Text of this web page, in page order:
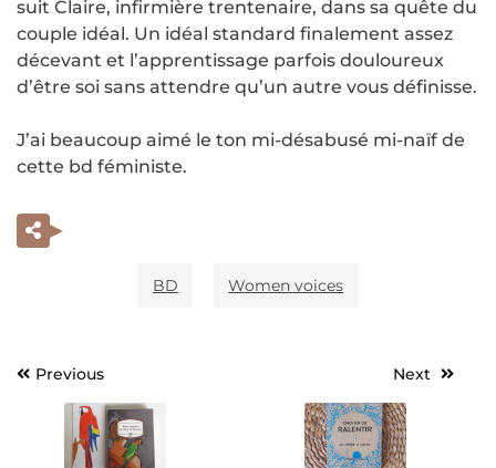
suit Claire, infirmière trentenaire, dans sa quête du
couple idéal. Un idéal standard finalement assez
décevant et l’apprentissage parfois douloureux
d’être soi sans attendre qu’un autre vous définisse.
J’ai beaucoup aimé le ton mi-désabusé mi-naïf de
cette bd féministe.
BD Women voices
Navigation
l’article
Previous Next